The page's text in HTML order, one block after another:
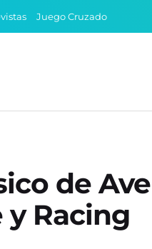
Juego Cruzado
de
Racing